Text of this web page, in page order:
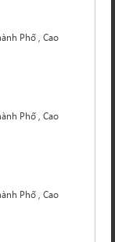
Phố , Cao
Phố , Cao
Phố , Cao